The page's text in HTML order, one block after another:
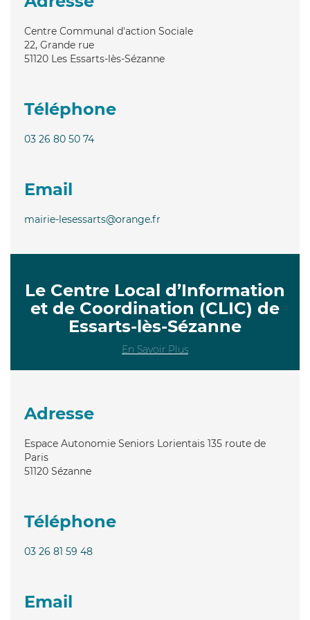
Centre Communal d'action Sociale
22, Grande rue
51120 Les Essarts-lès-Sézanne
Téléphone
03 26 80 50 74
Email
mairie-lesessarts@orange.fr
Le Centre Local d’Information
et de Coordination (CLIC) de
Essarts-lès-Sézanne
En Savoir Plus
Adresse
Espace Autonomie Seniors Lorientais 135 route de
Paris
51120 Sézanne
Téléphone
03 26 81 59 48
Email